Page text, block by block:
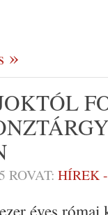
ROVAT: HÍREK